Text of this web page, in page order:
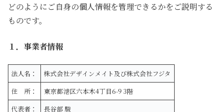
どのようにご自身の個人情報を管理できるかをご説明する
ものです。
１．事業者情報
法人名：
株式会社デザインメイト及び株式会社フジタ
住 所：
東京都港区六本木4丁目6-9 3階
代表者：
長谷部 駿